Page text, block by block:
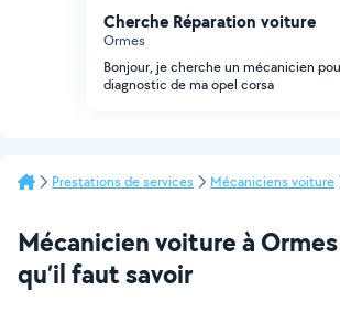
Cherche Réparation voiture
Ormes
Bonjour, je cherche un mécanicien
diagnostic de ma opel corsa
Prestations de services Mécaniciens voiture
Mécanicien voiture à
qu’il faut savoir